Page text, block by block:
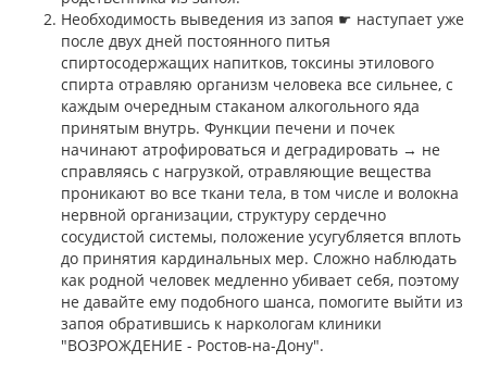
Необходимость выведения из запоя ☛ наступает уже
после двух дней постоянного питья
спиртосодержащих напитков, токсины этилового
спирта отравляю организм человека все сильнее, с
каждым очередным стаканом алкогольного яда
принятым внутрь. Функции печени и почек
начинают атрофироваться и деградировать → не
справляясь с нагрузкой, отравляющие вещества
проникают во все ткани тела, в том числе и волокна
нервной организации, структуру сердечно
сосудистой системы, положение усугубляется вплоть
до принятия кардинальных мер. Сложно наблюдать
как родной человек медленно убивает себя, поэтому
не давайте ему подобного шанса, помогите выйти из
запоя обратившись к наркологам клиники
"ВОЗРОЖДЕНИЕ - Ростов-на-Дону".